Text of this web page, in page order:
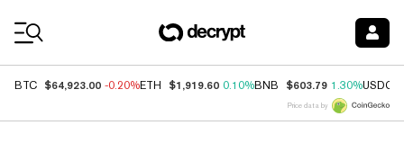
BTC $64,923.00 -0.20%ETH $1,919.60 0.10%BNB $603.79 1.30%USDC
Price data by